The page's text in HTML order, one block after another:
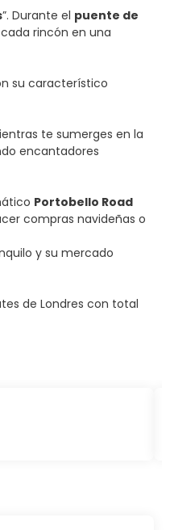
”. Durante el puente de
rincón en una
su característico
te sumerges en la
encantadores
Portobello Road
compras navideñas o
y su mercado
de Londres con total